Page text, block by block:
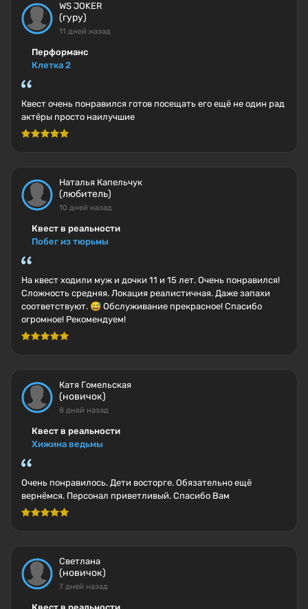
WS JOKER
(гуру)
11 дней назад
Перформанс
Клетка 2
Квест очень понравился готов посещать его ещё не один рад
актёры просто наилучшие
Наталья Капельчук
(любитель)
10 дней назад
Квест в реальности
Побег из тюрьмы
На квест ходили муж и дочки 11 и 15 лет. Очень понравился!
Сложность средняя. Локация реалистичная. Даже запахи
соответствуют. 😅 Обслуживание прекрасное! Спасибо
огромное! Рекомендуем!
Катя Гомельская
(новичок)
8 дней назад
Квест в реальности
Хижина ведьмы
Очень понравилось. Дети восторге. Обязательно ещё
вернёмся. Персонал приветливый. Спасибо Вам
Светлана
(новичок)
7 дней назад